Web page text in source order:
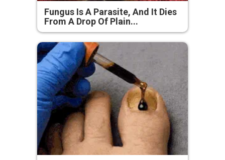
Fungus Is A Parasite, And It Dies
From A Drop Of Plain...